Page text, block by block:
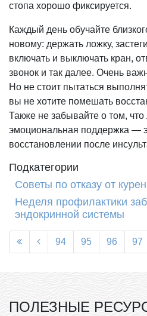
стопа хорошо фиксируется.
Каждый день обучайте
новому: держать ложку,
включать и выключать кран,
звонок и так далее. Очень
Но не стоит пытаться
вы не хотите помешать
Также не забывайте о том,
эмоциональная поддержка —
восстановлении после
Подкатегории
Советы по отказу от
Неделя профилактики
эндокринной системы
94 95 96 97
ПОЛЕЗНЫЕ